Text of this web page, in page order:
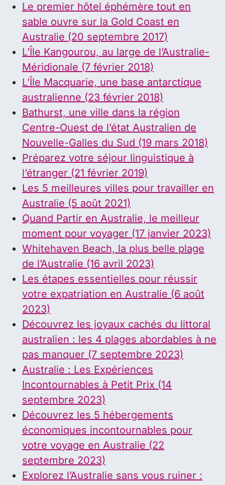
Le premier hôtel éphémère tout en
sable ouvre sur la Gold Coast en
Australie (20 septembre 2017)
L’Île Kangourou, au large de l’Australie-
Méridionale (7 février 2018)
L’Île Macquarie, une base antarctique
australienne (23 février 2018)
Bathurst, une ville dans la région
Centre-Ouest de l’état Australien de
Nouvelle-Galles du Sud (19 mars 2018)
Préparez votre séjour linguistique à
l’étranger (21 février 2019)
Les 5 meilleures villes pour travailler en
Australie (5 août 2021)
Quand Partir en Australie, le meilleur
moment pour voyager (17 janvier 2023)
Whitehaven Beach, la plus belle plage
de l’Australie (16 avril 2023)
Les étapes essentielles pour réussir
votre expatriation en Australie (6 août
2023)
Découvrez les joyaux cachés du littoral
australien : les 4 plages abordables à ne
pas manquer (7 septembre 2023)
Australie : Les Expériences
Incontournables à Petit Prix (14
septembre 2023)
Découvrez les 5 hébergements
économiques incontournables pour
votre voyage en Australie (22
septembre 2023)
Explorez l’Australie sans vous ruiner :